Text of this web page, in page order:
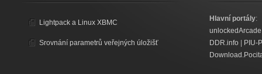
Lightpack a Linux XBMC
Srovnání parametrů veřejných úložišť
Hlavní portály:
DDR.info
PIU-